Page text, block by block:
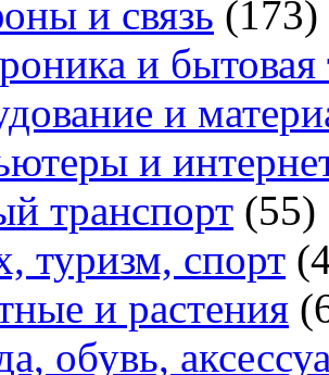
и связь (173)
и бытовая
и
и
транспорт (55)
туризм, спорт
и растения
обувь,